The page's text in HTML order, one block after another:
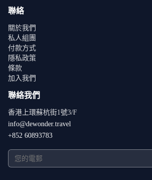
聯絡
關於我們
私人組團
付款方式
隱私政策
條款
加入我們
聯絡我們
香港上環蘇杭街1號3/F
info@dewonder.travel
+852 60893783